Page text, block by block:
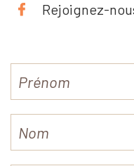
Rejoignez-